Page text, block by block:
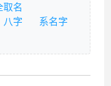
取名
八字
系名字